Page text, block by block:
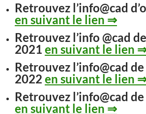
Retrouvez l’info@cad
en suivant le lien ⇒
Retrouvez l’info @cad
2021 en suivant le lien
Retrouvez l’info@cad
2022 en suivant le lien
Retrouvez l’info@cad
en suivant le lien ⇒